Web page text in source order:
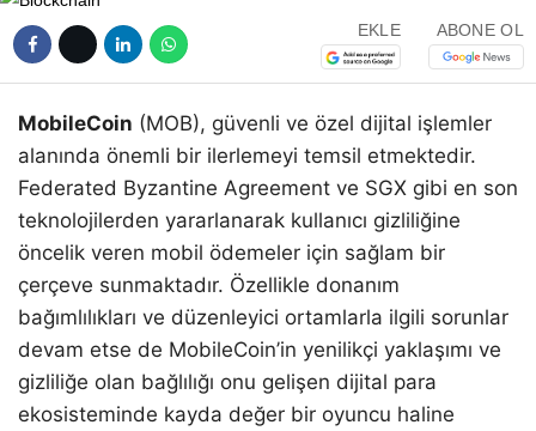
EKLE ABONE OL
MobileCoin (MOB), güvenli ve özel dijital işlemler
alanında önemli bir ilerlemeyi temsil etmektedir.
Federated Byzantine Agreement ve SGX gibi en son
teknolojilerden yararlanarak kullanıcı gizliliğine
öncelik veren mobil ödemeler için sağlam bir
çerçeve sunmaktadır. Özellikle donanım
bağımlılıkları ve düzenleyici ortamlarla ilgili sorunlar
devam etse de MobileCoin’in yenilikçi yaklaşımı ve
gizliliğe olan bağlılığı onu gelişen dijital para
ekosisteminde kayda değer bir oyuncu haline